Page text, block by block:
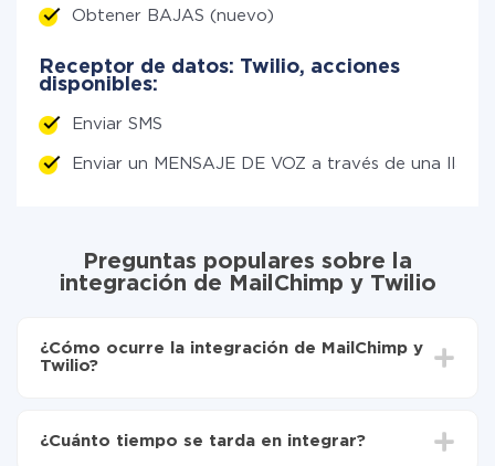
Obtener BAJAS (nuevo)
Receptor de datos: Twilio, acciones
disponibles:
Enviar SMS
Enviar un MENSAJE DE VOZ a través de una
Preguntas populares sobre la
integración de MailChimp y Twilio
¿Cómo ocurre la integración de MailChimp y
Twilio?
Elija qué datos transferir de MailChimp a Twilio
¿Cuánto tiempo se tarda en integrar?